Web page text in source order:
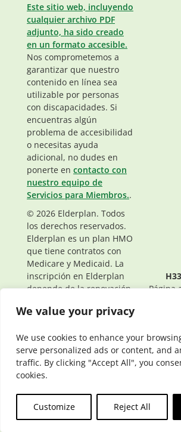
We value your privacy
We use cookies to enhance your
serve personalized ads or content, and
traffic. By clicking "Accept All", you
cookies.
Customize Reject All
Este sitio web, incluyendo
cualquier archivo PDF
adjunto, ha sido creado
en un formato accesible.
Nos comprometemos a
garantizar que nuestro
contenido en línea sea
utilizable por personas
con discapacidades. Si
encuentras algún
problema de accesibilidad
o necesitas ayuda
adicional, no dudes en
ponerte en contacto con
nuestro equipo de
Servicios para Miembros..
© 2026 Elderplan. Todos
los derechos reservados.
Elderplan es un plan HMO
que tiene contratos con
Medicare y Medicaid. La
inscripción en Elderplan
depende de la renovación
Página